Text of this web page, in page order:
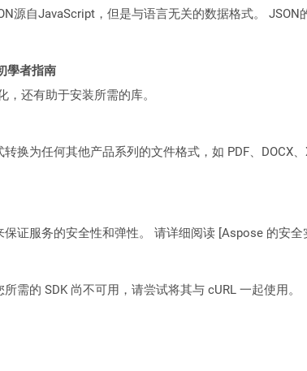
源自JavaScript，但是与语言无关的数据格式。
學者指南
还有助于安装所需的库。
换为任何其他产品系列的文件格式，如 PDF、DOCX
证服务的安全性和弹性。 请详细阅读 [Aspose 的安
需的 SDK 尚不可用，请尝试将其与 cURL 一起使用。